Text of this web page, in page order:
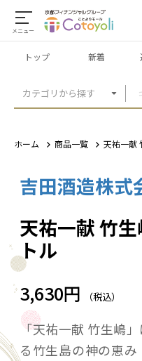
メニュー
カテゴリから探す
トップ 新着
ホーム 商品一覧 天祐一献
吉田酒造株式
天祐一献 竹
トル
3,630円 （税込）
「天祐一献 竹生嶋
る竹生島の神の恵